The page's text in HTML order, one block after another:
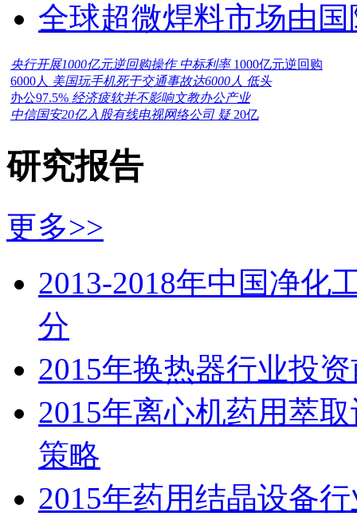
全球超微焊料市场由
央行开展1000亿元逆回购操作 中标利率 1000亿元逆回购
6000人 美国玩手机死于交通事故达6000人 低头
办公97.5% 经济疲软并不影响文教办公产业
中信国安20亿入股有线电视网络公司 疑 20亿
研究报告
更多>>
2013-2018年中国净化
分
2015年换热器行业投
2015年离心机药用萃
策略
2015年药用结晶设备